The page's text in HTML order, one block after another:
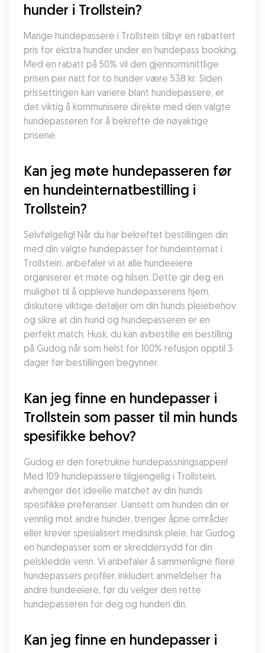
hunder i Trollstein?
Mange hundepassere i Trollstein tilbyr en rabattert
pris for ekstra hunder under en hundepass booking.
Med en rabatt på 50% vil den gjennomsnittlige
prisen per natt for to hunder være 538 kr. Siden
prissettingen kan variere blant hundepassere, er
det viktig å kommunisere direkte med den valgte
hundepasseren for å bekrefte de nøyaktige
prisene.
Kan jeg møte hundepasseren før
en hundeinternatbestilling i
Trollstein?
Selvfølgelig! Når du har bekreftet bestillingen din
med din valgte hundepasser for hundeinternat i
Trollstein, anbefaler vi at alle hundeeiere
organiserer et møte og hilsen. Dette gir deg en
mulighet til å oppleve hundepasserens hjem,
diskutere viktige detaljer om din hunds pleiebehov
og sikre at din hund og hundepasseren er en
perfekt match. Husk, du kan avbestille en bestilling
på Gudog når som helst for 100% refusjon opptil 3
dager før bestillingen begynner.
Kan jeg finne en hundepasser i
Trollstein som passer til min hunds
spesifikke behov?
Gudog er den foretrukne hundepassningsappen!
Med 109 hundepassere tilgjengelig i Trollstein,
avhenger det ideelle matchet av din hunds
spesifikke preferanser. Uansett om hunden din er
vennlig mot andre hunder, trenger åpne områder
eller krever spesialisert medisinsk pleie, har Gudog
en hundepasser som er skreddersydd for din
pelskledde venn. Vi anbefaler å sammenligne flere
hundepassers profiler, inkludert anmeldelser fra
andre hundeeiere, før du velger den rette
hundepasseren for deg og hunden din.
Kan jeg finne en hundepasser i